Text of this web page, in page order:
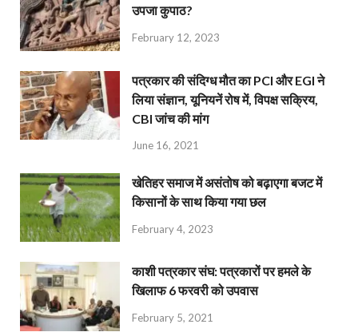
उपजा कुपाठ?
February 12, 2023
पत्रकार की संदिग्ध मौत का PCI और EGI ने
लिया संज्ञान, यूनियनें रोष में, विपक्ष सक्रिय,
CBI जांच की मांग
June 16, 2021
खेतिहर समाज में असंतोष को बढ़ाएगा बजट में
किसानों के साथ किया गया छल
February 4, 2023
काशी पत्रकार संघ: पत्रकारों पर हमले के
खिलाफ 6 फरवरी को उपवास
February 5, 2021